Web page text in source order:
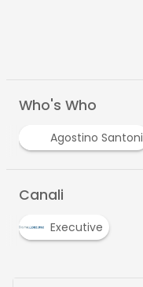
Who's Who
Agostino Santoni
Canali
Executive